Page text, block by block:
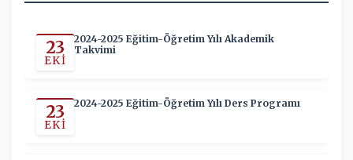
23
EKI
2024-2025 Eğitim-Öğretim Yılı Akademik
Takvimi
23
EKI
2024-2025 Eğitim-Öğretim Yılı Ders Programı